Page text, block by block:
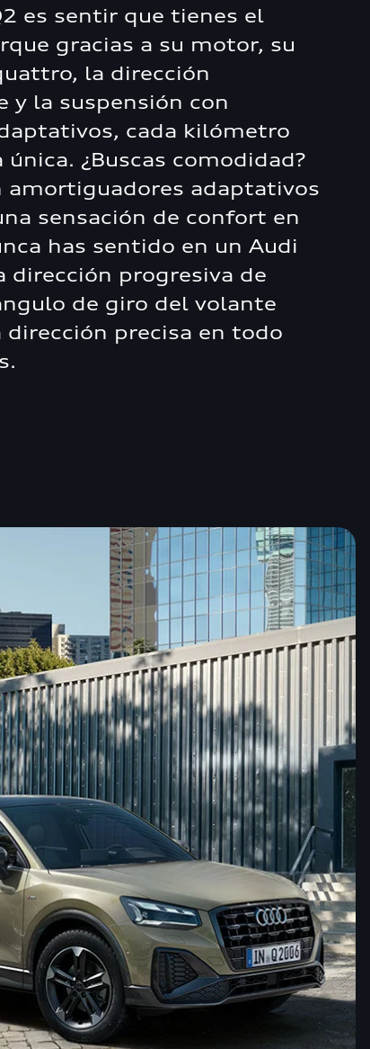
es sentir que tienes el
gracias a su motor, su
la dirección
y la suspensión con
cada kilómetro
única. ¿Buscas comodidad?
amortiguadores adaptativos
sensación de confort en
has sentido en un Audi
dirección progresiva de
de giro del volante
precisa en todo